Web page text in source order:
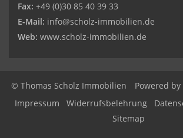
Fax: +49 (0)30 85 40 39 33
E-Mail: info@scholz-immobilien.de
Web: www.scholz-immobilien.de
© Thomas Scholz Immobilien Powered by
Impressum
Widerrufsbelehrung
Sitemap